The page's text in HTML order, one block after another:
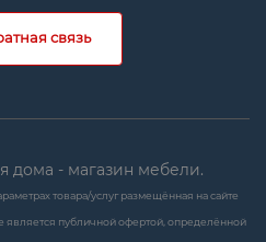
связь
дома - магазин мебели.
товара/услуг размещённая на сайте
является публичной офертой, определённой